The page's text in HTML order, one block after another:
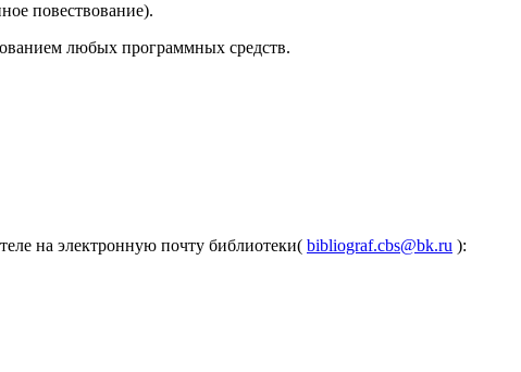
повествование).
любых программных средств.
на электронную почту библиотеки( bibliograf.cbs@bk.ru ):